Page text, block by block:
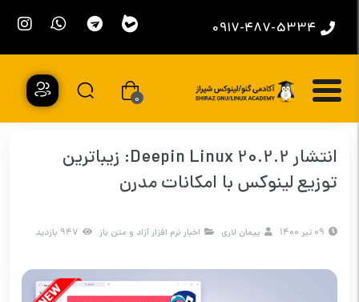
0917-487-5334
0
انتشار Deepin Linux 20.2.2: زیباترین
توزیع لینوکس با امکانات مدرن
09 تیر 1400 پیمان لاری اخبار نرم افزار آزاد و متن باز 947 بازدید